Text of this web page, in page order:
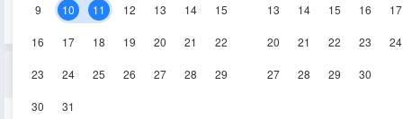
9 10 11 12 13 14 15
16 17 18 19 20 21 22
23 24 25 26 27 28 29
30 31
13 14 15 16 17
20 21 22 23 24
27 28 29 30
洛嵐2號院：三居室別墅